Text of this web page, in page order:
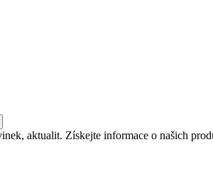
aktualit. Získejte informace o našich